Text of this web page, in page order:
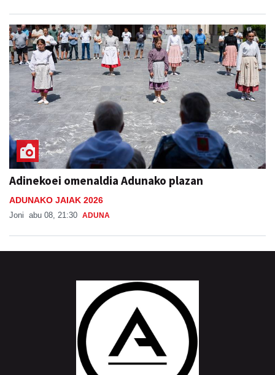
Adinekoei omenaldia Adunako plazan
ADUNAKO JAIAK 2026
Joni abu 08, 21:30 ADUNA